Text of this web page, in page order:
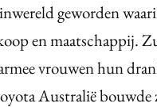
geworden
en maatschappij.
vrouwen hun
Australië bouwde